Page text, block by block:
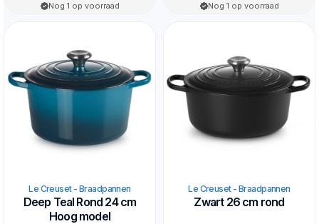
Nog 1 op voorraad Nog 1 op voorraad
Le Creuset - Braadpannen
Deep Teal Rond 24 cm
Hoog model
Le Creuset - Braadpannen
Zwart 26 cm rond